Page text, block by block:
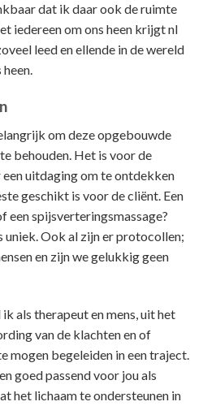
dat ik daar ook de ruimte
iedereen om ons heen krijgt nl
leed en ellende in de wereld
om deze opgebouwde
behouden. Het is voor de
uitdaging om te ontdekken
geschikt is voor de cliënt. Een
een spijsverteringsmassage?
uniek. Ook al zijn er protocollen;
en zijn we gelukkig geen
als therapeut en mens, uit het
van de klachten en of
mogen begeleiden in een traject.
goed passend voor jou als
het lichaam te ondersteunen in